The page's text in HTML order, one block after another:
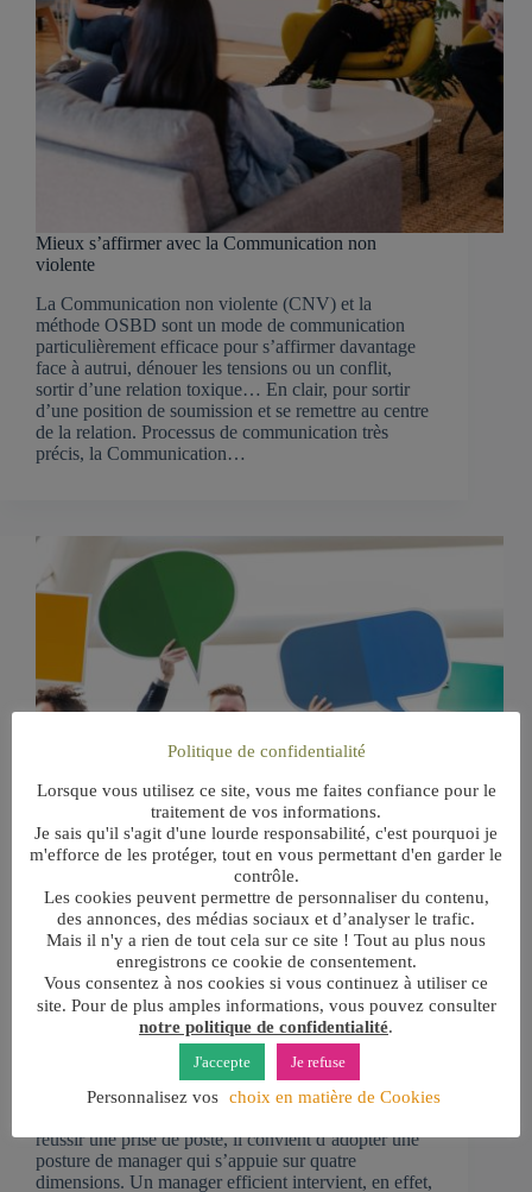
Mieux s’affirmer avec la Communication non
violente
La Communication non violente (CNV) et la
méthode OSBD sont un mode de communication
particulièrement efficace pour s’affirmer davantage
face à autrui, dénouer les tensions ou un conflit,
sortir d’une relation toxique… En clair, pour sortir
d’une position de soumission et se remettre au centre
de la relation. Processus de communication très
précis, la Communication…
Développer les 4 compétences clés du manager
Découvrez les 4 compétences clés d'un manager
efficient qui ne se fait pas marcher sur les pieds et
atteint ses objectifs en entraînant ses équipes... Pour
réussir une prise de poste, il convient d’adopter une
posture de manager qui s’appuie sur quatre
dimensions. Un manager efficient intervient, en effet,
Politique de confidentialité
Lorsque vous utilisez ce site, vous me faites confiance pour le
traitement de vos informations.
Je sais qu'il s'agit d'une lourde responsabilité, c'est pourquoi je
m'efforce de les protéger, tout en vous permettant d'en garder le
contrôle.
Les cookies peuvent permettre de personnaliser du contenu,
des annonces, des médias sociaux et d’analyser le trafic.
Mais il n'y a rien de tout cela sur ce site ! Tout au plus nous
enregistrons ce cookie de consentement.
Vous consentez à nos cookies si vous continuez à utiliser ce
site. Pour de plus amples informations, vous pouvez consulter
notre politique de confidentialité.
J'accepte Je refuse
Personnalisez vos choix en matière de Cookies